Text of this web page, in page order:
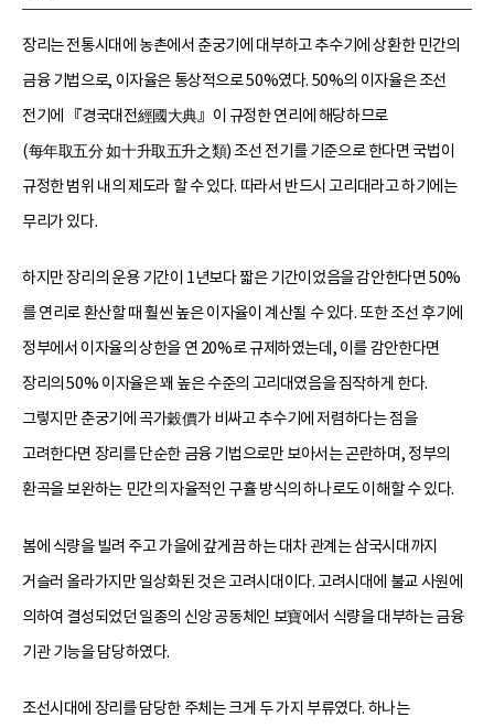
장리는 전통시대에 농촌에서 춘궁기에 대부하고 추수기에 상환한 민간의
금융 기법으로, 이자율은 통상적으로 50%였다. 50%의 이자율은 조선
전기에 『경국대전經國大典』이 규정한 연리에 해당하므로
(每年取五分 如十升取五升之類) 조선 전기를 기준으로 한다면 국법이
규정한 범위 내의 제도라 할 수 있다. 따라서 반드시 고리대라고 하기에는
무리가 있다.
하지만 장리의 운용 기간이 1년보다 짧은 기간이었음을 감안한다면 50%
를 연리로 환산할 때 훨씬 높은 이자율이 계산될 수 있다. 또한 조선 후기에
정부에서 이자율의 상한을 연 20%로 규제하였는데, 이를 감안한다면
장리의 50% 이자율은 꽤 높은 수준의 고리대였음을 짐작하게 한다.
그렇지만 춘궁기에 곡가穀價가 비싸고 추수기에 저렴하다는 점을
고려한다면 장리를 단순한 금융 기법으로만 보아서는 곤란하며, 정부의
환곡을 보완하는 민간의 자율적인 구휼 방식의 하나로도 이해할 수 있다.
봄에 식량을 빌려 주고 가을에 갚게끔 하는 대차 관계는 삼국시대까지
거슬러 올라가지만 일상화된 것은 고려시대이다. 고려시대에 불교 사원에
의하여 결성되었던 일종의 신앙 공동체인 보寶에서 식량을 대부하는 금융
기관 기능을 담당하였다.
조선시대에 장리를 담당한 주체는 크게 두 가지 부류였다. 하나는